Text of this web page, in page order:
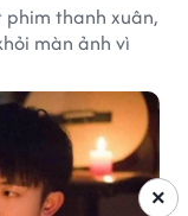
phim thanh xuân,
màn ảnh vì
×